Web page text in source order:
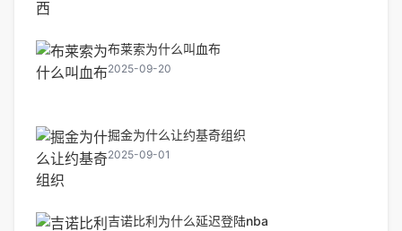
布莱索为什么叫血布
2025-09-20
掘金为什么让约基奇组织
2025-09-01
吉诺比利为什么延迟登陆nba